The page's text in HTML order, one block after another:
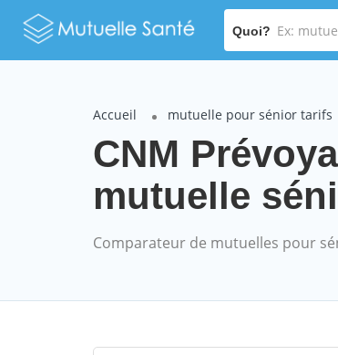
Quoi?
Accueil mutuelle pour sénior tarifs
CNM
mutuelle
Comparateur de mutuelles pour